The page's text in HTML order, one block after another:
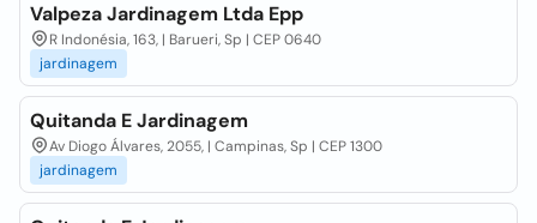
Valpeza Jardinagem Ltda Epp
R Indonésia, 163, | Barueri, Sp | CEP 0640
jardinagem
Quitanda E Jardinagem
Av Diogo Álvares, 2055, | Campinas, Sp | CEP 1300
jardinagem